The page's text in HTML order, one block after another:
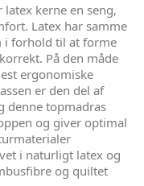
kerne en seng,
Latex har samme
i forhold til at forme
På den måde
ergonomiske
er den del af
denne topmadras
og giver optimal
i naturligt latex og
og quiltet